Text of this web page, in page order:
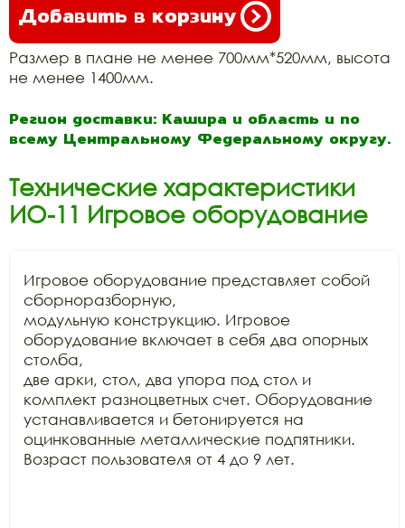
Добавить в корзину
Размер в плане не менее 700мм*520мм, высота
не менее 1400мм.
Регион доставки: Кашира и область и по
всему Центральному Федеральному округу.
Технические характеристики
ИО-11 Игровое оборудование
Игровое оборудование представляет собой
сборноразборную,
модульную конструкцию. Игровое
оборудование включает в себя два опорных
столба,
две арки, стол, два упора под стол и
комплект разноцветных счет. Оборудование
устанавливается и бетонируется на
оцинкованные металлические подпятники.
Возраст пользователя от 4 до 9 лет.